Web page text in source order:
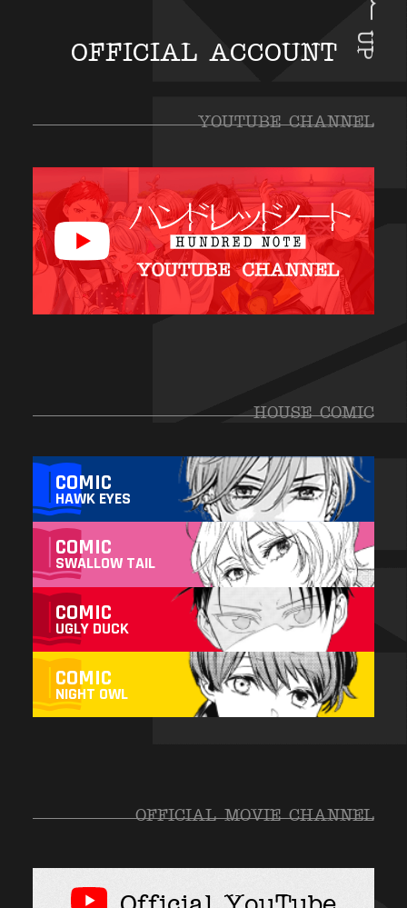
UP
OFFICIAL ACCOUNT
YOUTUBE CHANNEL
HOUSE COMIC
COMIC
HAWK EYES
COMIC
SWALLOW TAIL
COMIC
UGLY DUCK
COMIC
NIGHT OWL
OFFICIAL MOVIE CHANNEL
Official YouTube